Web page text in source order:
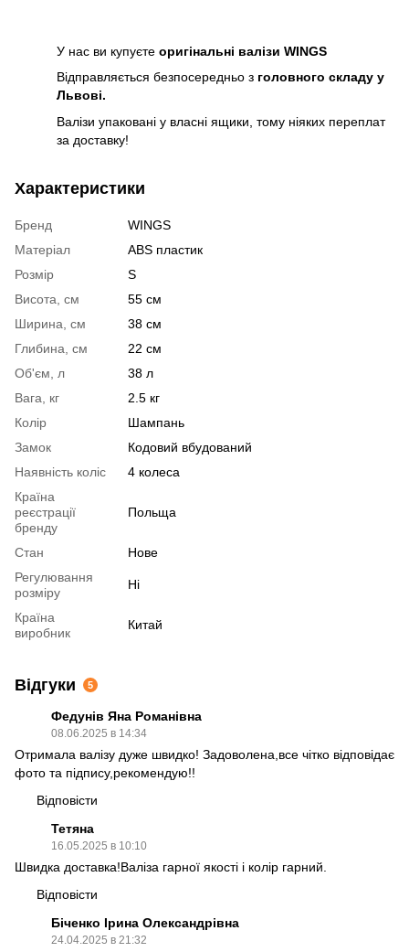
У нас ви купуєте оригінальні валізи WINGS
Відправляється безпосередньо з головного складу у
Львові.
Валізи упаковані у власні ящики, тому ніяких переплат
за доставку!
Характеристики
Бренд
WINGS
Матеріал
ABS пластик
Розмір
S
Висота, см
55 см
Ширина, см
38 см
Глибина, см
22 см
Об'єм, л
38 л
Вага, кг
2.5 кг
Колір
Шампань
Замок
Кодовий вбудований
Наявність коліс
4 колеса
Країна
реєстрації
бренду
Польща
Стан
Нове
Регулювання
розміру
Ні
Країна
виробник
Китай
Відгуки 5
Федунів Яна Романівна
08.06.2025 в 14:34
Отримала валізу дуже швидко! Задоволена,все чітко відповідає
фото та підпису,рекомендую!!
Відповісти
Тетяна
16.05.2025 в 10:10
Швидка доставка!Валіза гарної якості і колір гарний.
Відповісти
Біченко Ірина Олександрівна
24.04.2025 в 21:32